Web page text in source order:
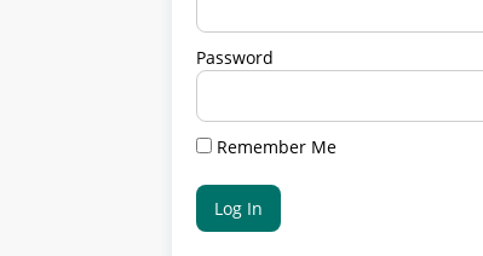
Password
Remember Me